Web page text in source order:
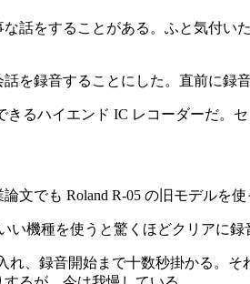
話をすることがある。ふと気付
を録音することにした。直前に録
るハイエンド IC レコーダーだ。
文でも Roland R-05 の旧モデルを使
機種を使うと驚くほどクリアに録
れ、録音開始まで十数秒掛かる。